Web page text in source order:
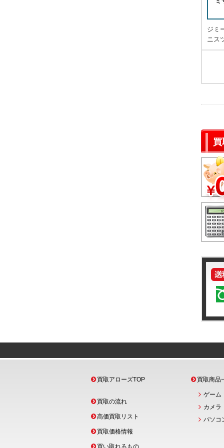
ジミ
ニス
買取アローズTOP
買取の流れ
高価買取リスト
買取価格情報
買い取れるもの
買取商品
ゲーム
カメラ
パソコ